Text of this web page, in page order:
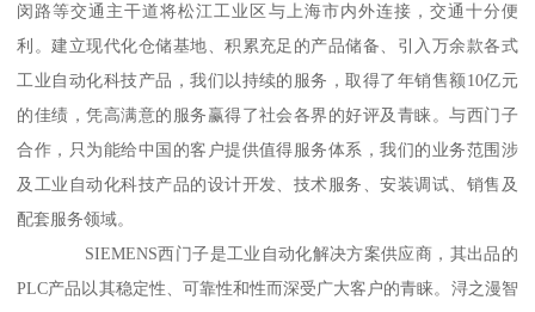
闵路等交通主干道将松江工业区与上海市内外连接，交通十分便
利。建立现代化仓储基地、积累充足的产品储备、引入万余款各式
工业自动化科技产品，我们以持续的服务，取得了年销售额10亿元
的佳绩，凭高满意的服务赢得了社会各界的好评及青睐。与西门子
合作，只为能给中国的客户提供值得服务体系，我们的业务范围涉
及工业自动化科技产品的设计开发、技术服务、安装调试、销售及
配套服务领域。
SIEMENS西门子是工业自动化解决方案供应商，其出品的
PLC产品以其稳定性、可靠性和性而深受广大客户的青睐。浔之漫智